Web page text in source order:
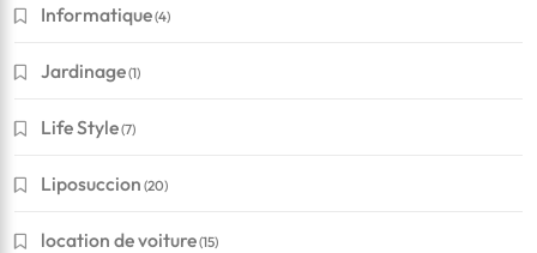
Informatique(4)
Jardinage(1)
Life Style(7)
Liposuccion (20)
location de voiture(15)